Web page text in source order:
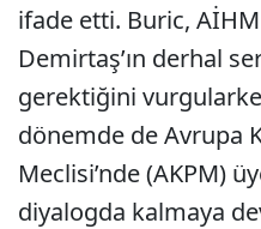
ifade etti. Buric, AİHM
Demirtaş’ın derhal
gerektiğini
dönemde de Avrupa
Meclisi’nde (AKPM)
diyalogda kalmaya